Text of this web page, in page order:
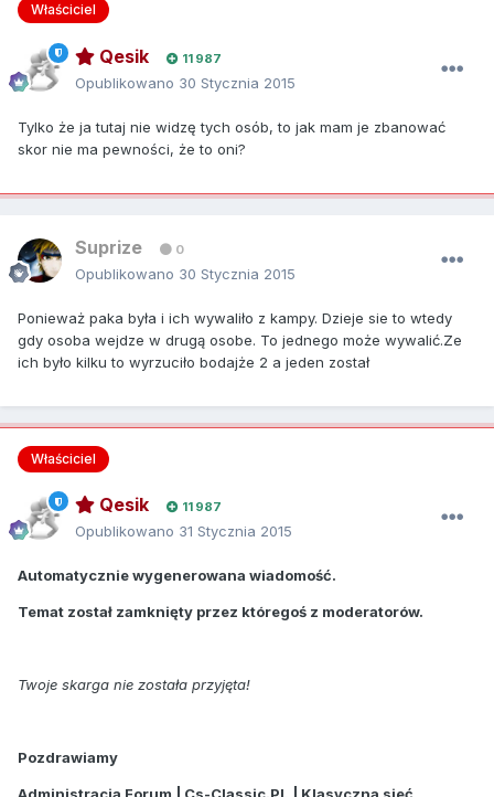
Właściciel
Qesik 11 987
Opublikowano 30 Stycznia 2015
Tylko że ja tutaj nie widzę tych osób, to jak mam je zbanować
skor nie ma pewności, że to oni?
Suprize 0
Opublikowano 30 Stycznia 2015
Ponieważ paka była i ich wywaliło z kampy. Dzieje sie to wtedy
gdy osoba wejdze w drugą osobe. To jednego może wywalić.Ze
ich było kilku to wyrzuciło bodajże 2 a jeden został
Właściciel
Qesik 11 987
Opublikowano 31 Stycznia 2015
Automatycznie wygenerowana wiadomość.
Temat został zamknięty przez któregoś z moderatorów.
Twoje skarga nie została przyjęta!
Pozdrawiamy
Administracja Forum | Cs-Classic.PL | Klasyczna sieć